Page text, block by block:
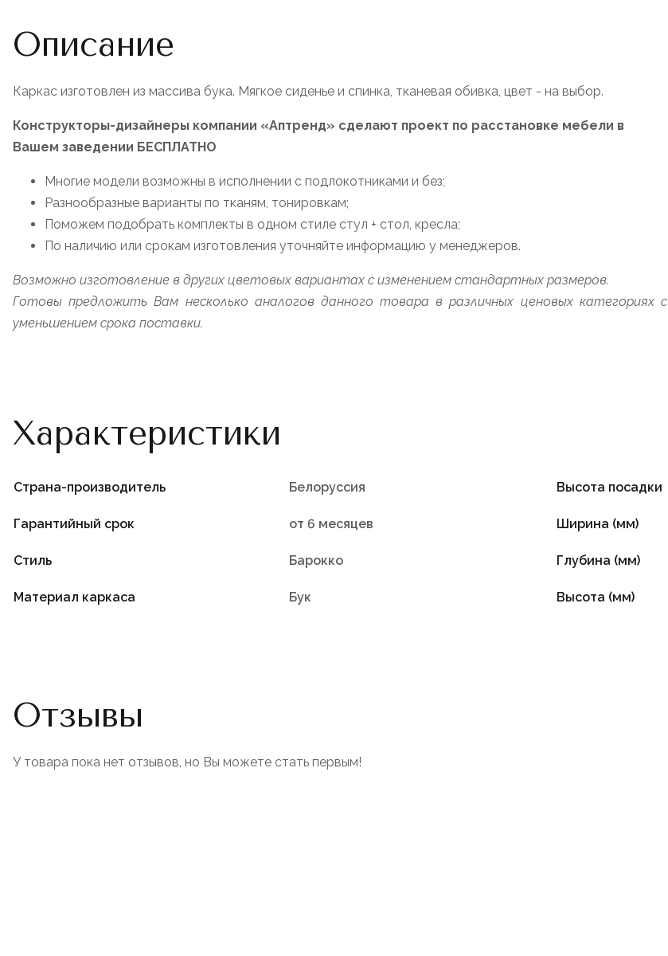
Описание
Каркас изготовлен из массива бука. Мягкое сиденье и спинка, тканевая обивка, цвет - на выбор.
Конструкторы-дизайнеры компании «Аптренд» сделают проект по расстановке мебели в
Вашем заведении БЕСПЛАТНО
Многие модели возможны в исполнении с подлокотниками и без;
Разнообразные варианты по тканям, тонировкам;
Поможем подобрать комплекты в одном стиле стул + стол, кресла;
По наличию или срокам изготовления уточняйте информацию у менеджеров.
Возможно изготовление в других цветовых вариантах с изменением стандартных размеров.
Готовы предложить Вам несколько аналогов данного товара в различных ценовых категориях с
уменьшением срока поставки.
Характеристики
Страна-производитель Белоруссия
Гарантийный срок от 6 месяцев
Стиль Барокко
Материал каркаса Бук
Высота посадки
Ширина (мм)
Глубина (мм)
Высота (мм)
Отзывы
У товара пока нет отзывов, но Вы можете стать первым!